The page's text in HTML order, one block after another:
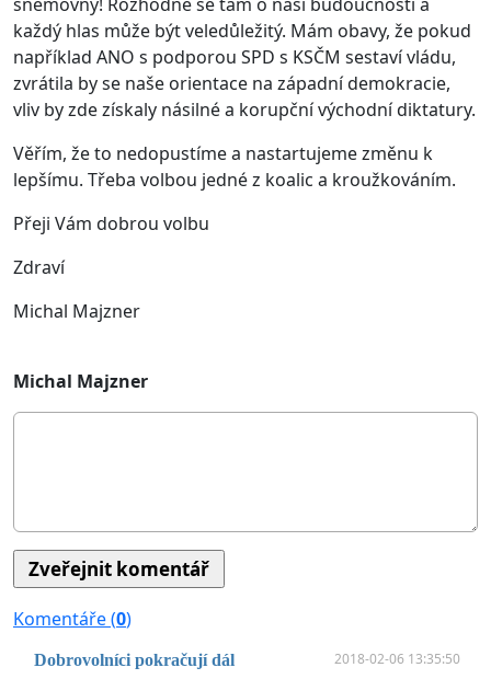
každý hlas může být veledůležitý. Mám obavy, že pokud
například ANO s podporou SPD s KSČM sestaví vládu,
zvrátila by se naše orientace na západní demokracie,
vliv by zde získaly násilné a korupční východní diktatury.
Věřím, že to nedopustíme a nastartujeme změnu k
lepšímu. Třeba volbou jedné z koalic a kroužkováním.
Přeji Vám dobrou volbu
Zdraví
Michal Majzner
Michal Majzner
Komentáře (0)
Dobrovolníci pokračují dál 2018-02-06 13:35:50